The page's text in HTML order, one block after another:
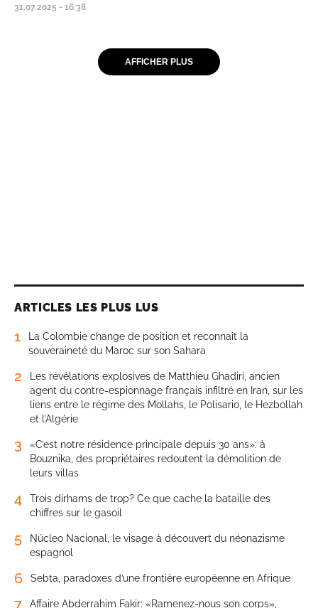
31.07.2025 - 16:38
AFFICHER PLUS
ARTICLES LES PLUS LUS
1
La Colombie change de position et reconnaît la
souveraineté du Maroc sur son Sahara
2
Les révélations explosives de Matthieu Ghadiri, ancien
agent du contre-espionnage français infiltré en Iran, sur les
liens entre le régime des Mollahs, le Polisario, le Hezbollah
et l’Algérie
3
«C’est notre résidence principale depuis 30 ans»: à
Bouznika, des propriétaires redoutent la démolition de
leurs villas
4
Trois dirhams de trop? Ce que cache la bataille des
chiffres sur le gasoil
5
Núcleo Nacional, le visage à découvert du néonazisme
espagnol
6 Sebta, paradoxes d’une frontière européenne en Afrique
7
Affaire Abderrahim Fakir: «Ramenez-nous son corps»,